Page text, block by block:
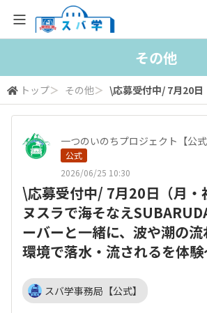
その他
トップ＞ その他＞ \応募受付中/ 7月20日
一つのいのちプロジェクト【公式
公式
2026/06/25 10:30
\応募受付中/ 7月20日（月・
ヌスラで海そなえ
ーバーと一緒に、波や潮の
環境で落水・流されるを体験
スバ学事務局【公式】